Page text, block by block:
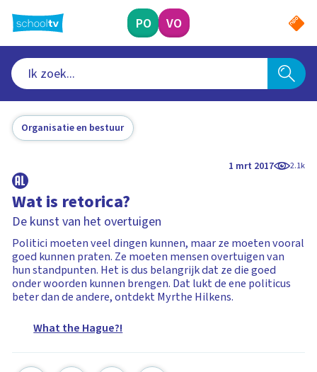
naar
hoofdinhoud
PO VO
Organisatie en bestuur
1 mrt 2017 2.1k
Wat is retorica?
De kunst van het overtuigen
Politici moeten veel dingen kunnen, maar ze moeten vooral
goed kunnen praten. Ze moeten mensen overtuigen van
hun standpunten. Het is dus belangrijk dat ze die goed
onder woorden kunnen brengen. Dat lukt de ene politicus
beter dan de andere, ontdekt Myrthe Hilkens.
What the Hague?!